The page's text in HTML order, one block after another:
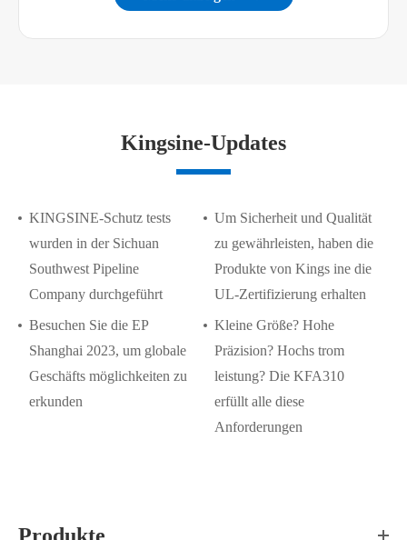
Kingsine-Updates
KINGSINE-Schutz tests
wurden in der Sichuan
Southwest Pipeline
Company durchgeführt
Um Sicherheit und Qualität
zu gewährleisten, haben die
Produkte von Kings ine die
UL-Zertifizierung erhalten
Besuchen Sie die EP
Shanghai 2023, um globale
Geschäfts möglichkeiten zu
erkunden
Kleine Größe? Hohe
Präzision? Hochs trom
leistung? Die KFA310
erfüllt alle diese
Anforderungen